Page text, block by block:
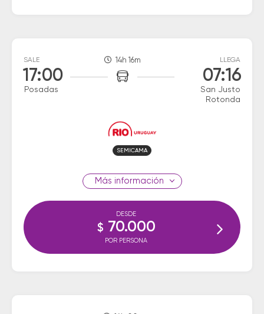
SALE
17:00
Posadas
14h 16m LLEGA
07:16
San Justo
Rotonda
SEMICAMA
información
DESDE
$ 70.000
POR PERSONA